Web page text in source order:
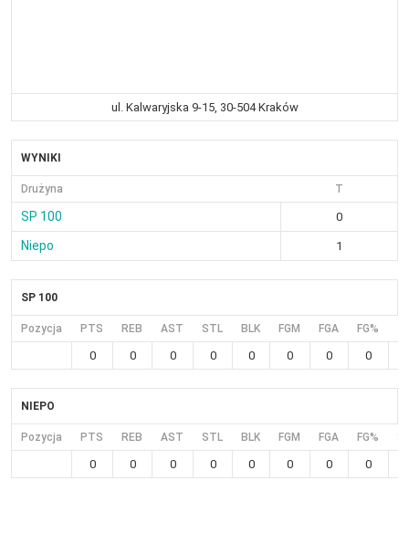
ul. Kalwaryjska 9-15, 30-504 Kraków
WYNIKI
Drużyna T
SP 100 0
Niepo 1
SP 100
Pozycja PTS REB AST STL BLK FGM FGA FG%
0 0 0 0 0 0 0 0
NIEPO
Pozycja PTS REB AST STL BLK FGM FGA FG%
0 0 0 0 0 0 0 0